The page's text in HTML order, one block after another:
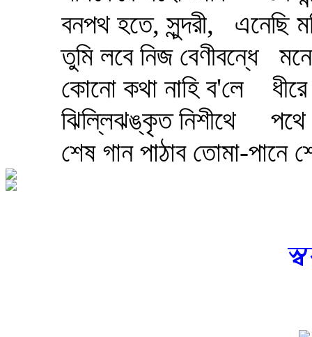
বনপথ হতে, সুন্দরী,
এনেছি
তুমি লবে নিজ বেণীবন্ধে
কোনো কথা নাহি ব'লে
ঝিল্লিঝঙ্কৃত নিশীথে
পথে
শেষ গান পাঠাব তোমা-পানে